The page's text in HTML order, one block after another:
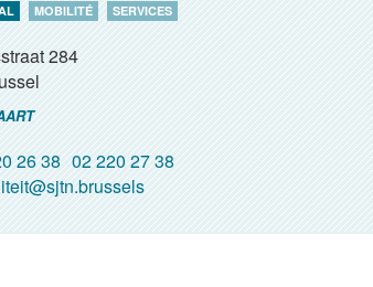
MOBILITÉ SERVICES
284
26 38 02 220 27 38